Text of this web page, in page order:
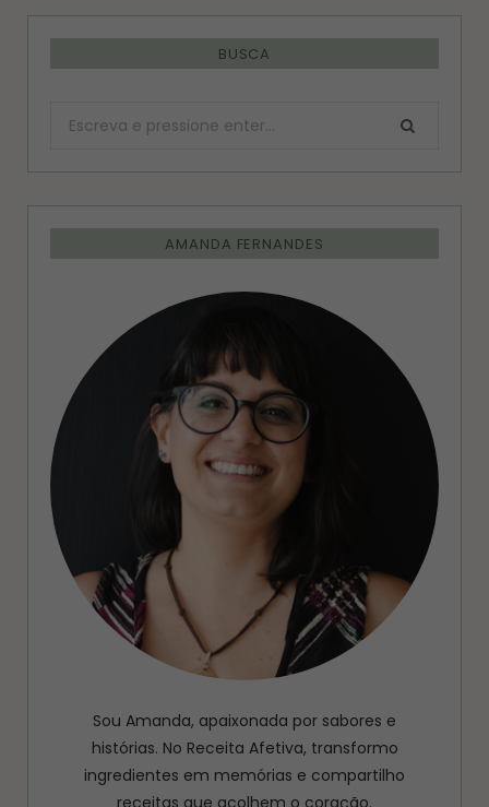
BUSCA
Procurar:
AMANDA FERNANDES
Sou Amanda, apaixonada por sabores e
histórias. No Receita Afetiva, transformo
ingredientes em memórias e compartilho
receitas que acolhem o coração.